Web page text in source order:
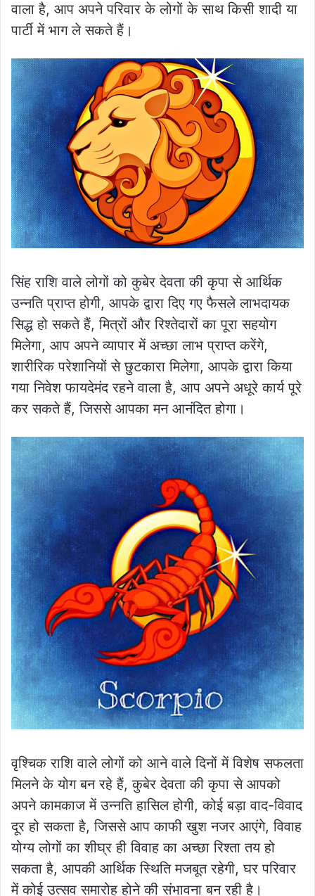
वाला है, आप अपने परिवार के लोगों के साथ किसी शादी या
पार्टी में भाग ले सकते हैं।
सिंह राशि वाले लोगों को कुबेर देवता की कृपा से आर्थिक
उन्नति प्राप्त होगी, आपके द्वारा दिए गए फैसले लाभदायक
सिद्ध हो सकते हैं, मित्रों और रिश्तेदारों का पूरा सहयोग
मिलेगा, आप अपने व्यापार में अच्छा लाभ प्राप्त करेंगे,
शारीरिक परेशानियों से छुटकारा मिलेगा, आपके द्वारा किया
गया निवेश फायदेमंद रहने वाला है, आप अपने अधूरे कार्य पूरे
कर सकते हैं, जिससे आपका मन आनंदित होगा।
वृश्चिक राशि वाले लोगों को आने वाले दिनों में विशेष सफलता
मिलने के योग बन रहे हैं, कुबेर देवता की कृपा से आपको
अपने कामकाज में उन्नति हासिल होगी, कोई बड़ा वाद-विवाद
दूर हो सकता है, जिससे आप काफी खुश नजर आएंगे, विवाह
योग्य लोगों का शीघ्र ही विवाह का अच्छा रिश्ता तय हो
सकता है, आपकी आर्थिक स्थिति मजबूत रहेगी, घर परिवार
में कोई उत्सव समारोह होने की संभावना बन रही है।